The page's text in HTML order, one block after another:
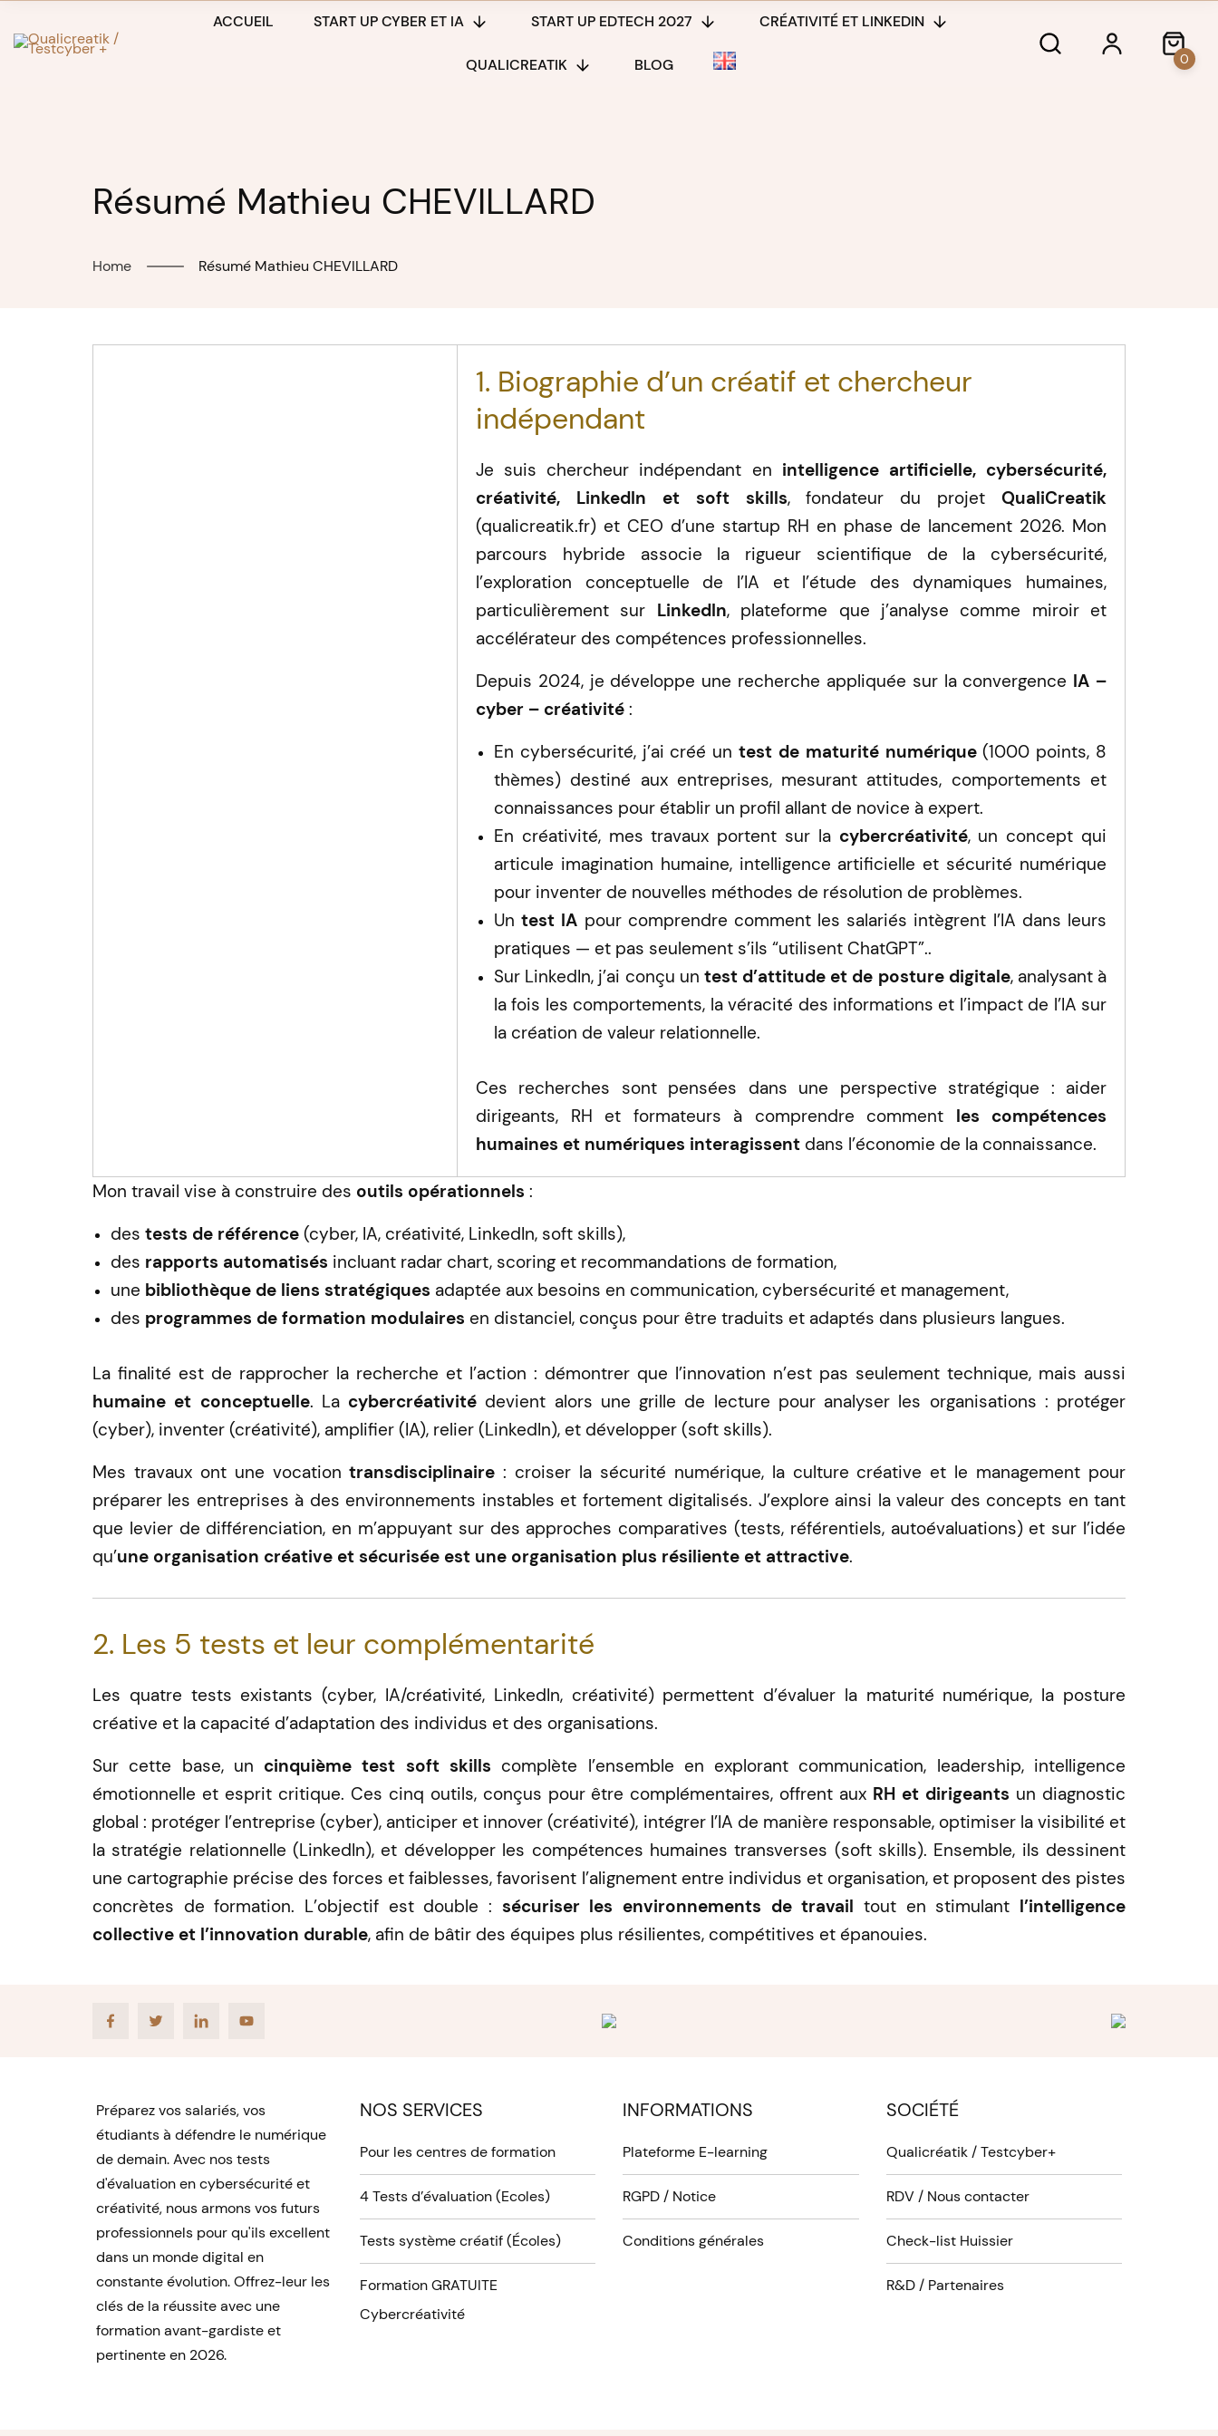
content
ACCUEIL START UP CYBER ET IA START UP EDTECH 2027 CRÉATIVITÉ ET LINKEDIN
QUALICREATIK BLOG 0
Résumé Mathieu CHEVILLARD
Home Résumé Mathieu CHEVILLARD
1. Biographie d’un créatif et chercheur
indépendant
Je suis chercheur indépendant en intelligence artificielle, cybersécurité,
créativité, LinkedIn et soft skills, fondateur du projet QualiCreatik
(qualicreatik.fr) et CEO d’une startup RH en phase de lancement 2026. Mon
parcours hybride associe la rigueur scientifique de la cybersécurité,
l’exploration conceptuelle de l’IA et l’étude des dynamiques humaines,
particulièrement sur LinkedIn, plateforme que j’analyse comme miroir et
accélérateur des compétences professionnelles.
Depuis 2024, je développe une recherche appliquée sur la convergence IA –
cyber – créativité :
En cybersécurité, j’ai créé untest de maturité numérique(1000 points, 8
thèmes) destiné aux entreprises, mesurant attitudes, comportements et
connaissances pour établir un profil allant de novice à expert.
En créativité, mes travaux portent sur la cybercréativité, un concept qui
articule imagination humaine, intelligence artificielle et sécurité numérique
pour inventer de nouvelles méthodes de résolution de problèmes.
Untest IA pour comprendre comment les salariés intègrent l’IA dans leurs
pratiques — et pas seulement s’ils “utilisent ChatGPT”..
Sur LinkedIn, j’ai conçu un test d’attitude et de posture digitale, analysant à
la fois les comportements, la véracité des informations et l’impact de l’IA sur
la création de valeur relationnelle.
Ces recherches sont pensées dans une perspective stratégique : aider
dirigeants, RH et formateurs à comprendre comment les compétences
humaines et numériques interagissent dans l’économie de la connaissance.
Mon travail vise à construire des outils opérationnels :
des tests de référence (cyber, IA, créativité, LinkedIn, soft skills),
des rapports automatisés incluant radar chart, scoring et recommandations de formation,
une bibliothèque de liens stratégiques adaptée aux besoins en communication, cybersécurité et management,
des programmes de formation modulaires en distanciel, conçus pour être traduits et adaptés dans plusieurs langues.
La finalité est de rapprocher la recherche et l’action : démontrer que l’innovation n’est pas seulement technique, mais aussi
humaine et conceptuelle. La cybercréativité devient alors une grille de lecture pour analyser les organisations : protéger
(cyber), inventer (créativité), amplifier (IA), relier (LinkedIn), et développer (soft skills).
Mes travaux ont une vocationtransdisciplinaire : croiser la sécurité numérique, la culture créative et le management pour
préparer les entreprises à des environnements instables et fortement digitalisés. J’explore ainsi la valeur des concepts en tant
que levier de différenciation, en m’appuyant sur des approches comparatives (tests, référentiels, autoévaluations) et sur l’idée
qu’une organisation créative et sécurisée est une organisation plus résiliente et attractive.
2. Les 5 tests et leur complémentarité
Les quatre tests existants (cyber, IA/créativité, LinkedIn, créativité) permettent d’évaluer la maturité numérique, la posture
créative et la capacité d’adaptation des individus et des organisations.
Sur cette base, un cinquième test soft skills complète l’ensemble en explorant communication, leadership, intelligence
émotionnelle et esprit critique. Ces cinq outils, conçus pour être complémentaires, offrent aux RH et dirigeants un diagnostic
global : protéger l’entreprise (cyber), anticiper et innover (créativité), intégrer l’IA de manière responsable, optimiser la visibilité et
la stratégie relationnelle (LinkedIn), et développer les compétences humaines transverses (soft skills). Ensemble, ils dessinent
une cartographie précise des forces et faiblesses, favorisent l’alignement entre individus et organisation, et proposent des pistes
concrètes de formation. L’objectif est double : sécuriser les environnements de travail tout en stimulant l’intelligence
collective et l’innovation durable, afin de bâtir des équipes plus résilientes, compétitives et épanouies.
FacebookTwitter LinkedIn Youtube
Préparez vos salariés, vos
étudiants à défendre le numérique
de demain. Avec nos tests
d'évaluation en cybersécurité et
créativité, nous armons vos futurs
professionnels pour qu'ils excellent
dans un monde digital en
constante évolution. Offrez-leur les
clés de la réussite avec une
formation avant-gardiste et
pertinente en 2026.
NOS SERVICES
Pour les centres de formation
4 Tests d’évaluation (Ecoles)
Tests système créatif (Écoles)
Formation GRATUITE
Cybercréativité
INFORMATIONS
Plateforme E-learning
RGPD / Notice
Conditions générales
SOCIÉTÉ
Qualicréatik / Testcyber+
RDV / Nous contacter
Check-list Huissier
R&D / Partenaires